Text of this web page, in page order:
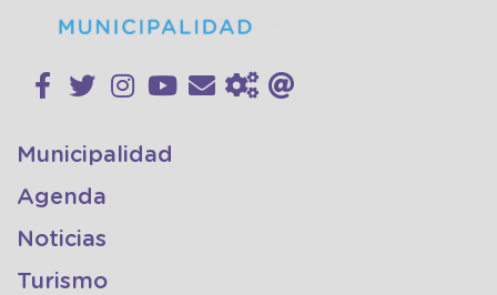
Municipalidad
Agenda
Noticias
Turismo